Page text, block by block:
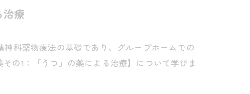
療
神科薬物療法の基礎であり、グループホームでの
の1：「うつ」の薬による治療】について学びま